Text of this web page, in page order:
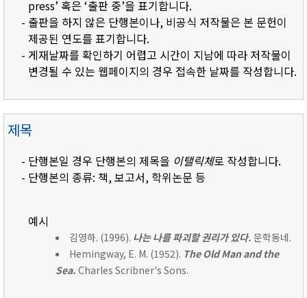
press’ 혹은 ‘출판 중’을 표기합니다.
- 출판을 하지 않은 단행본이나, 비공식 저작물은 본 문헌이
제공된 연도를 표기합니다.
- 게재날짜를 확인하기 어렵고 시간이 지남에 따라 저작물이
변경될 수 있는 웹페이지의 경우 접속한 날짜를 작성합니다.
제목
- 단행본일 경우 단행본의 제목을 이탤릭체로 작성합니다.
- 단행본의 종류: 책, 보고서, 학위논문 등
예시
김영하. (1996). 나는 나를 파괴할 권리가 있다. 문학동네.
Hemingway, E. M. (1952). The Old Man and the
Sea. Charles Scribner's Sons.